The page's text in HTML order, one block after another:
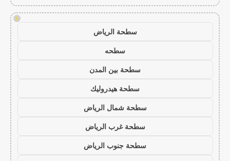
!
سطحة الرياض
سطحه
سطحة بين المدن
سطحة هيدروليك
سطحة شمال الرياض
سطحة غرب الرياض
سطحة جنوب الرياض